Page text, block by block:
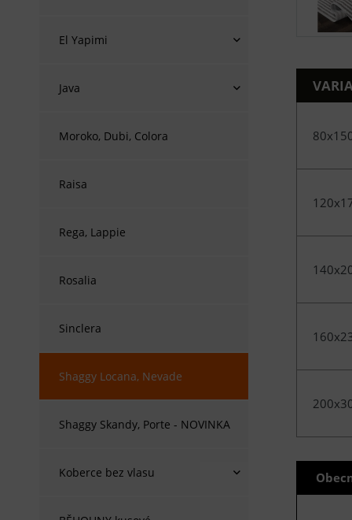
El Yapimi
Java
Moroko, Dubi, Colora
Raisa
Rega, Lappie
Rosalia
Sinclera
Shaggy Locana, Nevade
Shaggy Skandy, Porte - NOVINKA
Koberce bez vlasu